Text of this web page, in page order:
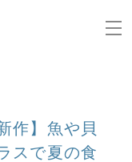
作】魚や貝
スで夏の食